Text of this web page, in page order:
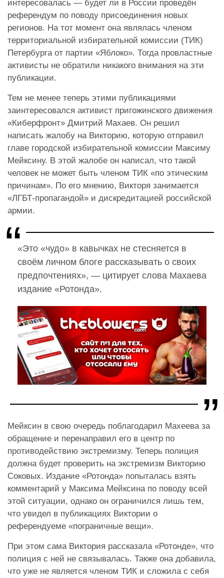
интересовалась — будет ли в России проведён
референдум по поводу присоединения новых
регионов. На тот момент она являлась членом
территориальной избирательной комиссии (ТИК)
Петербурга от партии «Яблоко». Тогда провластные
активисты не обратили никакого внимания на эти
публикации.
Тем не менее теперь этими публикациями
заинтересовался активист пригожинского движения
«Киберфронт» Дмитрий Махаев. Он решил
написать жалобу на Викторию, которую отправил
главе городской избирательной комиссии Максиму
Мейксину. В этой жалобе он написал, что такой
человек не может быть членом ТИК «по этическим
причинам». По его мнению, Викторя занимается
«ЛГБТ-пропагандой» и дискредитацией российской
армии.
«Это «чудо» в кавычках не стесняется в
своём личном блоге рассказывать о своих
предпочтениях», — цитирует слова Махаева
издание «Ротонда».
Мейксин в свою очередь поблагодарил Махеева за
обращение и перенаправил его в центр по
противодействию экстремизму. Теперь полиция
должна будет проверить на экстремизм Викторию
Соковых. Издание «Ротонда» попыталась взять
комментарий у Максима Мейксина по поводу всей
этой ситуации, однако он ограничился лишь тем,
что увидел в публикациях Виктории о
референдуеме «пограничные вещи».
При этом сама Виктория рассказала «Ротонде», что
полиция с ней не связывалась. Также она добавила,
что уже не является членом ТИК и сложила с себя